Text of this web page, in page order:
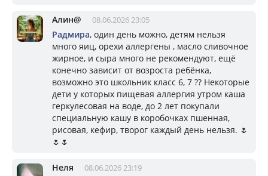
Алин@ 08.06.2026 23:05
Радмира, один день можно, детям нельзя
много яиц, орехи аллергены , масло сливочное
жирное, и сыра много не рекомендуют, ещё
конечно зависит от возроста ребёнка,
возможно это школьник класс 6, 7 ?? Некоторые
дети у которых пищевая аллергия утром каша
геркулесовая на воде, до 2 лет покупали
специальную кашу в коробочках пшенная,
рисовая, кефир, творог каждый день нельзя. 🌷
🌷🌷
Неля 08.06.2026 23:19